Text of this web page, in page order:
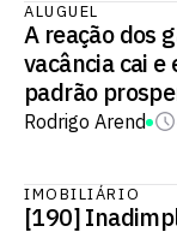
ALUGUEL
A reação dos
vacância cai e
padrão
Rodrigo Arend
IMOBILIÁRIO
[190]